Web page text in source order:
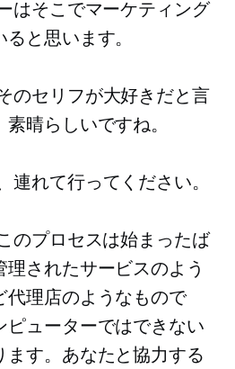
はそこでマーケティング
と思います。
のセリフが大好きだと言
晴らしいですね。
連れて行ってください。
のプロセスは始まったば
されたサービスのよう
代理店のようなもので
ピューターではできない
ます。あなたと協力する